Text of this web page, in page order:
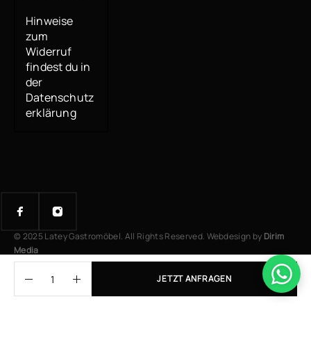
JETZT ANFRAGEN
Hinweise
zum
Widerruf
findest du in
der
Datenschutz
erklärung
© 2025 Latey Gastromöbel. All Rights Reserved. Webdesign by Dirim
Media